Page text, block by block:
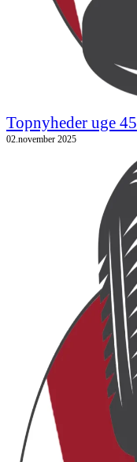
Topnyheder uge 45
02.november 2025